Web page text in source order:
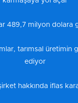
489,7 milyon dolara
tarımsal üretimin
ediyor
hakkında iflas